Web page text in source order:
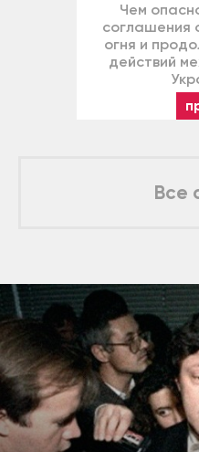
Чем
соглашения
огня и
действий
Все